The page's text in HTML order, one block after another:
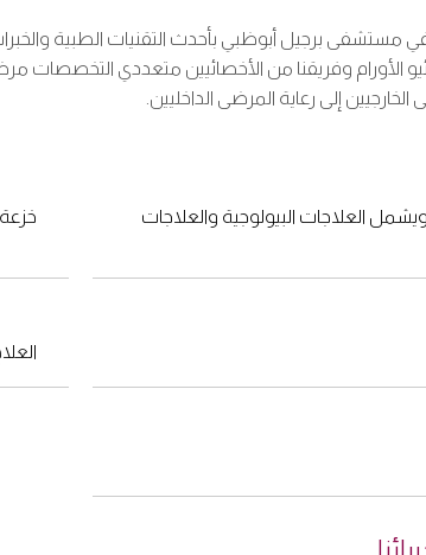
مستشفى برجيل أبوظبي بأحدث التقنيات الطبية
الأورام وفريقنا من الأخصائيين متعددي
الخارجيين إلى رعاية المرضى الداخليين.
العلاجات البيولوجية والعلاجات